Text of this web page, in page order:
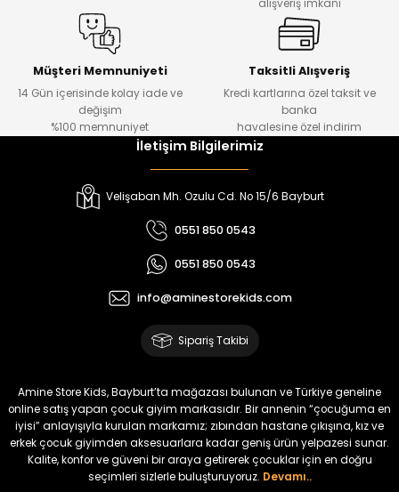
Urban Kız Çocuk Süveterli Tunik Gömlek Navi Kız Çocuk Kot Pantolon
₺ 650
Melra Kız Çocuk Kot Pantolon
%15
Tivon Kız Çocuk 3’lü Takım
₺ 2.340
Koren Kız Çocuk ve Bebek Tayt
₺ 320
₺ 250
Yeni
Koren Kız Çocuk ve Bebek Tayt
₺ 320
₺ 250
%22
Koren Kız Çocuk ve Bebek Tayt
%22
Koren Kız Çocuk ve Bebek Tayt
alışveriş imkanı
Müşteri Memnuniyeti
14 Gün içerisinde kolay iade ve
değişim
%100 memnuniyet
Taksitli Alışveriş
Kredi kartlarına özel taksit ve
banka
havalesine özel indirim
İletişim Bilgilerimiz
Velişaban Mh. Ozulu Cd. No 15/6 Bayburt
0551 850 0543
0551 850 0543
info@aminestorekids.com
Sipariş Takibi
Amine Store Kids, Bayburt’ta mağazası bulunan ve Türkiye geneline
online satış yapan çocuk giyim markasıdır. Bir annenin “çocuğuma en
iyisi” anlayışıyla kurulan markamız; zıbından hastane çıkışına, kız ve
erkek çocuk giyimden aksesuarlara kadar geniş ürün yelpazesi sunar.
Kalite, konfor ve güveni bir araya getirerek çocuklar için en doğru
seçimleri sizlerle buluşturuyoruz. Devamı..